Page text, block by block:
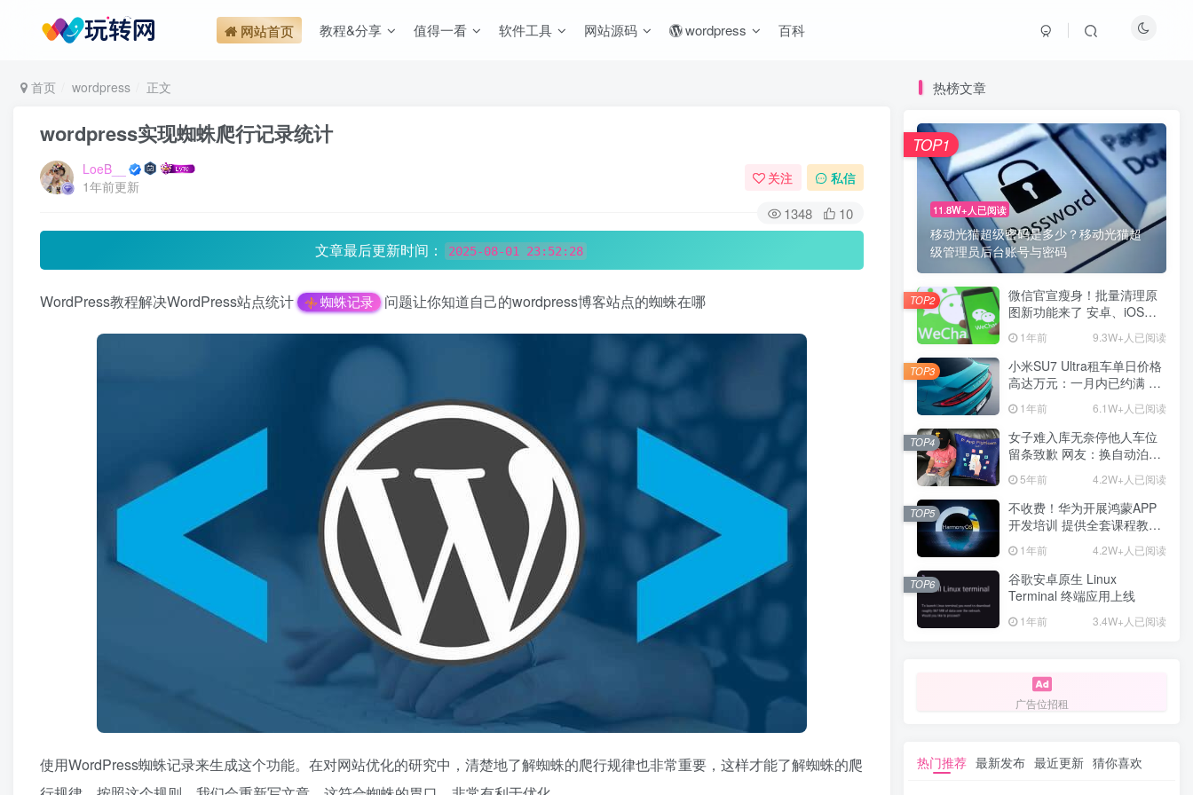
网站首页 教程&分享 值得一看 软件工具 网站源码 wordpress 百科
首页 wordpress 正文
wordpress实现蜘蛛爬行记录统计
LoeB__
1年前更新
关注 私信
1348 10
文章最后更新时间： 2025-08-01 23:52:28
WordPress教程解决WordPress站点统计 蜘蛛记录 问题让你知道自己的wordpress博客站点的蜘蛛在哪
使用WordPress蜘蛛记录来生成这个功能。在对网站优化的研究中，清楚地了解蜘蛛的爬行规律也非常重要，这样才能了解蜘蛛的爬
热榜文章
11.8W+人已阅读
移动光猫超级密码是多少？移动光猫超
级管理员后台账号与密码
TOP1
微信官宣瘦身！批量清理原
图新功能来了 安卓、iOS均
1年前 9.3W+人已阅读
TOP2
小米SU7 Ultra租车单日价格
高达万元：一月内已约满 预
1年前 6.1W+人已阅读
TOP3
女子难入库无奈停他人车位
留条致歉 网友：换自动泊车
5年前 4.2W+人已阅读
TOP4
不收费！华为开展鸿蒙APP
开发培训 提供全套课程教学
1年前 4.2W+人已阅读
TOP5
谷歌安卓原生 Linux
Terminal 终端应用上线
1年前 3.4W+人已阅读
TOP6
广告位招租
热门推荐 最新发布 最近更新 猜你喜欢